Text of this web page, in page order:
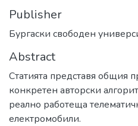
Publisher
Бургаски свободен
Abstract
Статията представя общия
конкретен авторски
реално работеща
електромобили.